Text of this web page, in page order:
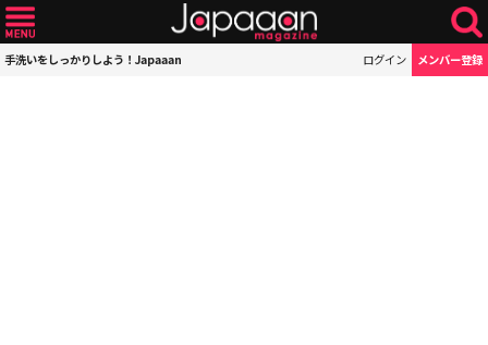
手洗いをしっかりしよう！Japaaan ログイン メンバー登録